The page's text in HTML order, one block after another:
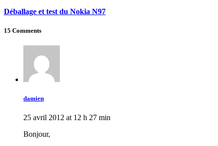
Déballage et test du Nokia N97
15 Comments
damien
25 avril 2012 at 12 h 27 min
Bonjour,